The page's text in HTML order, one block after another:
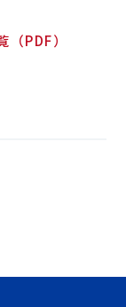
PDF）